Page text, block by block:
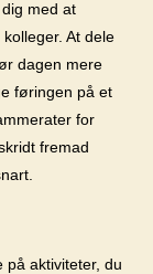
med at
At dele
dagen mere
føringen på et
for
fremad
på aktiviteter, du